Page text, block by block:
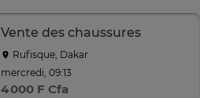
Vente des chaussures
Rufisque, Dakar
mercredi, 09:13
4 000 F Cfa